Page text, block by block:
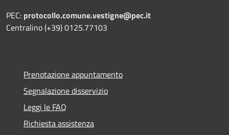
PEC: protocollo.comune.vestigne@pec.it
Centralino (+39) 0125.77103
Prenotazione appuntamento
Segnalazione disservizio
Leggi le FAQ
Richiesta assistenza